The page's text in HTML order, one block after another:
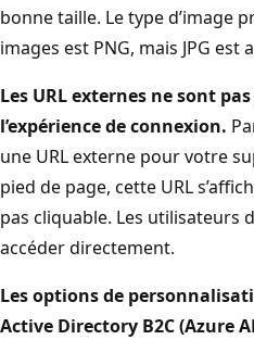
bonne taille. Le type d’image
images est PNG, mais JPG est
Les URL externes ne sont
l’expérience de connexion.
une URL externe pour votre
pied de page, cette URL
pas cliquable. Les utilisateurs
accéder directement.
Les options de
Active Directory B2C (Azure